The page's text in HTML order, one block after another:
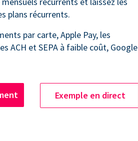
plans récurrents.
par carte, Apple Pay, les
ACH et SEPA à faible coût, Google
Exemple en direct